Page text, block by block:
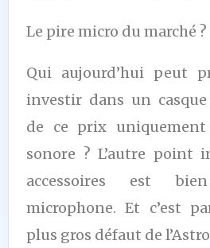
Le pire micro du marché ?
Qui aujourd’hui peut
investir dans un
de ce prix
sonore ? L’autre point
accessoires est
microphone. Et c’est
plus gros défaut de